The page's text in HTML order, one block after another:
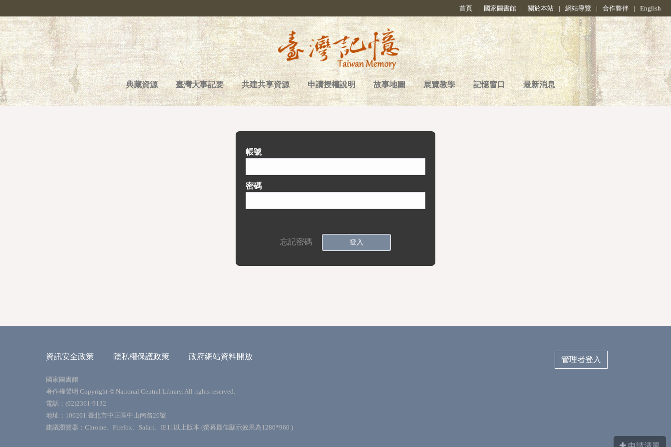
首頁 | 國家圖書館 | 關於本站 | 網站導覽 | 合作夥伴 | English
典藏資源 臺灣大事記要 共建共享資源 申請授權說明 故事地圖 展覽教學 記憶窗口 最新消息
帳號
密碼
忘記密碼 登入
資訊安全政策 隱私權保護政策 政府網站資料開放 管理者登入
國家圖書館
著作權聲明 Copyright © National Central Library. All rights reserved.
電話：(02)2361-9132
地址：100201 臺北市中正區中山南路20號
建議瀏覽器：Chrome、Firefox、Safari、IE11以上版本 (螢幕最佳顯示效果為1280*960 )